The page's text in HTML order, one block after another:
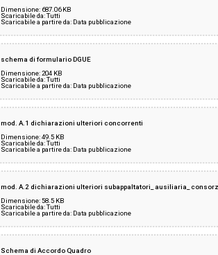
Dimensione: 687.06 KB
Scaricabile da: Tutti
Scaricabile a partire da: Data pubblicazione
schema di formulario DGUE
Dimensione: 204 KB
Scaricabile da: Tutti
Scaricabile a partire da: Data pubblicazione
mod. A.1 dichiarazioni ulteriori concorrenti
Dimensione: 49.5 KB
Scaricabile da: Tutti
Scaricabile a partire da: Data pubblicazione
mod. A.2 dichiarazioni ulteriori subappaltatori_ ausiliaria_
Dimensione: 58.5 KB
Scaricabile da: Tutti
Scaricabile a partire da: Data pubblicazione
Schema di Accordo Quadro